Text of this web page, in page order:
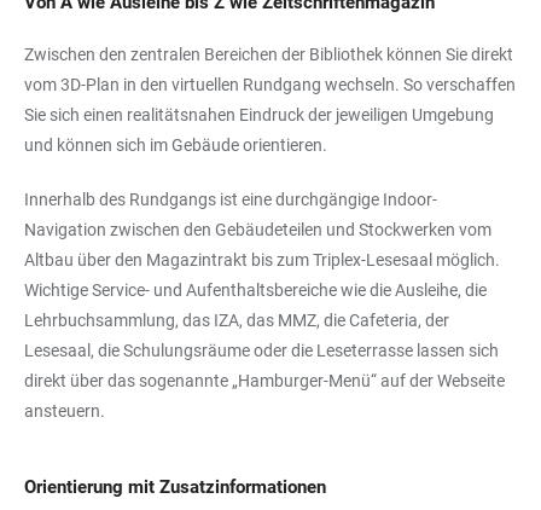
Zwischen den zentralen Bereichen der Bibliothek können Sie direkt
vom 3D-Plan in den virtuellen Rundgang wechseln. So verschaffen
Sie sich einen realitätsnahen Eindruck der jeweiligen Umgebung
und können sich im Gebäude orientieren.
Innerhalb des Rundgangs ist eine durchgängige Indoor-
Navigation zwischen den Gebäudeteilen und Stockwerken vom
Altbau über den Magazintrakt bis zum Triplex-Lesesaal möglich.
Wichtige Service- und Aufenthaltsbereiche wie die Ausleihe, die
Lehrbuchsammlung, das IZA, das MMZ, die Cafeteria, der
Lesesaal, die Schulungsräume oder die Leseterrasse lassen sich
direkt über das sogenannte „Hamburger-Menü“ auf der Webseite
ansteuern.
Orientierung mit Zusatzinformationen